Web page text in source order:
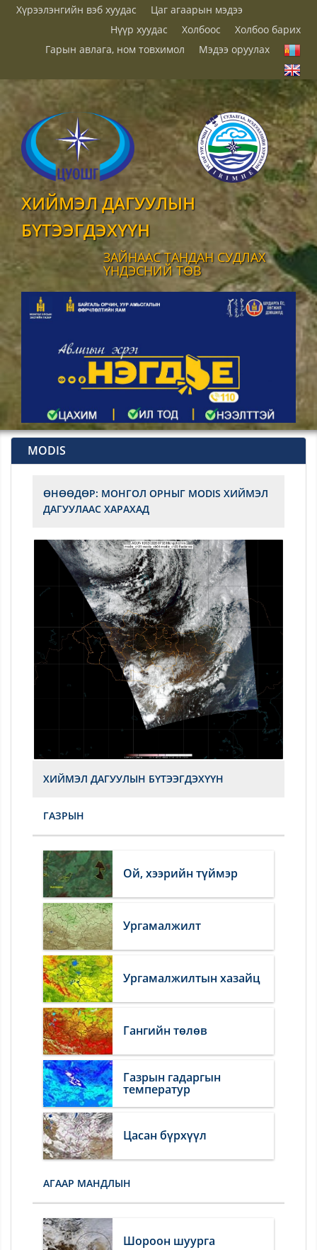
Хүрээлэнгийн вэб хуудас
Цаг агаарын мэдээ
Нүүр хуудас
Холбоос
Холбоо барих
Гарын авлага, ном товхимол
Мэдээ оруулах
ХИЙМЭЛ ДАГУУЛЫН
БҮТЭЭГДЭХҮҮН
ЗАЙНААС ТАНДАН СУДЛАХ
ҮНДЭСНИЙ ТӨВ
MODIS
ӨНӨӨДӨР: МОНГОЛ ОРНЫГ MODIS ХИЙМЭЛ
ДАГУУЛААС ХАРАХАД
ХИЙМЭЛ ДАГУУЛЫН БҮТЭЭГДЭХҮҮН
ГАЗРЫН
Ой, хээрийн түймэр
Ургамалжилт
Ургамалжилтын хазайц
Гангийн төлөв
Газрын гадаргын
температур
Цасан бүрхүүл
АГААР МАНДЛЫН
Шороон шуурга